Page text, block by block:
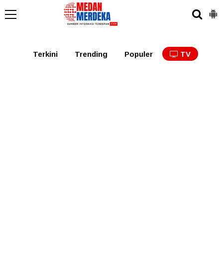
Tabagsel Tapanuli
Terkini Trending Populer TV